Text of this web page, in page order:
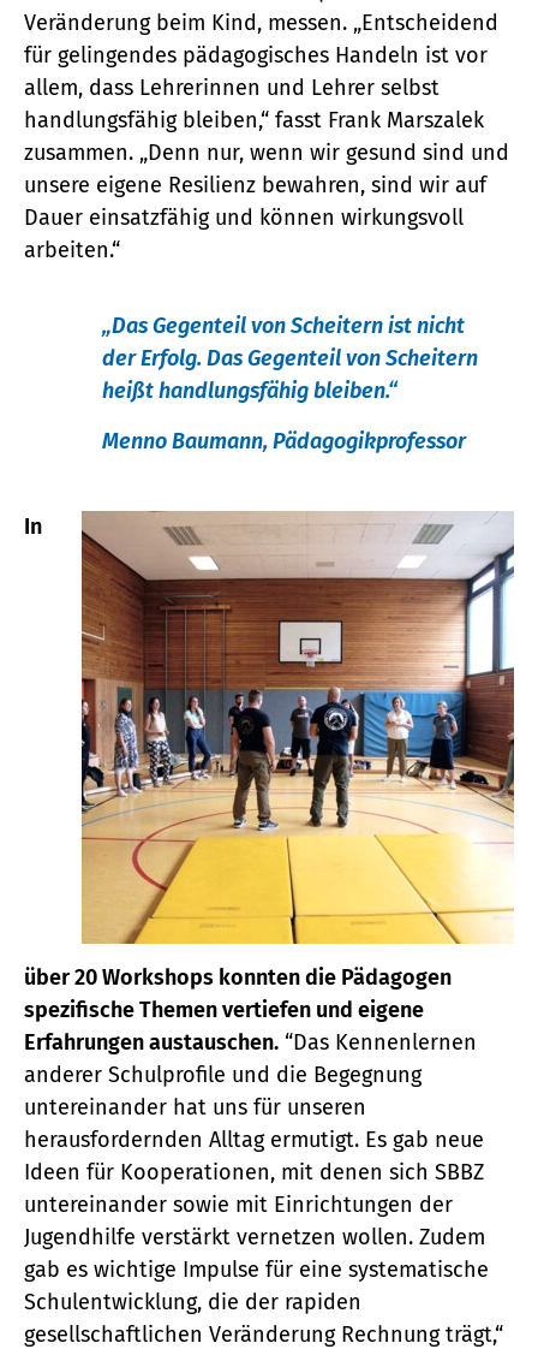
Veränderung beim Kind, messen. „Entscheidend
für gelingendes pädagogisches Handeln ist vor
allem, dass Lehrerinnen und Lehrer selbst
handlungsfähig bleiben,“ fasst Frank Marszalek
zusammen. „Denn nur, wenn wir gesund sind und
unsere eigene Resilienz bewahren, sind wir auf
Dauer einsatzfähig und können wirkungsvoll
arbeiten.“
„Das Gegenteil von Scheitern ist nicht
der Erfolg. Das Gegenteil von Scheitern
heißt handlungsfähig bleiben.“
Menno Baumann, Pädagogikprofessor
In
über 20 Workshops konnten die Pädagogen
spezifische Themen vertiefen und eigene
Erfahrungen austauschen. “Das Kennenlernen
anderer Schulprofile und die Begegnung
untereinander hat uns für unseren
herausfordernden Alltag ermutigt. Es gab neue
Ideen für Kooperationen, mit denen sich SBBZ
untereinander sowie mit Einrichtungen der
Jugendhilfe verstärkt vernetzen wollen. Zudem
gab es wichtige Impulse für eine systematische
Schulentwicklung, die der rapiden
gesellschaftlichen Veränderung Rechnung trägt,“